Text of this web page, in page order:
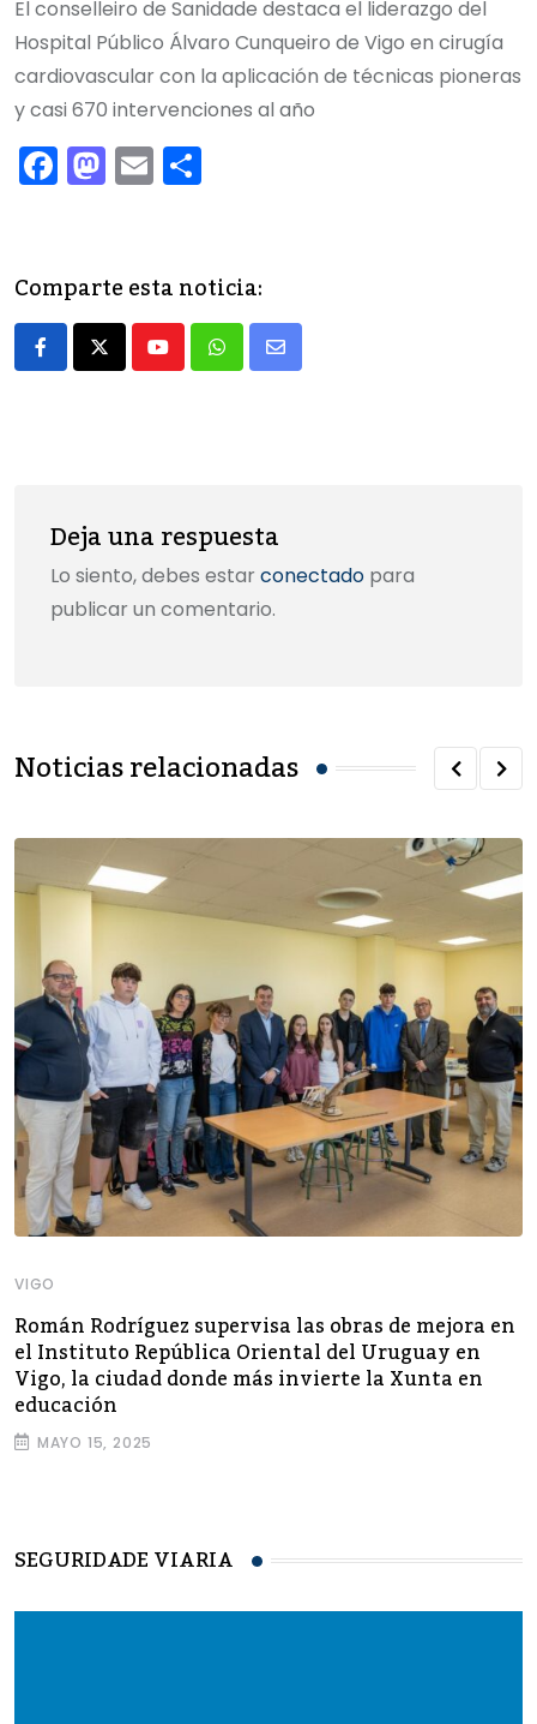
El conselleiro de Sanidade destaca el liderazgo del
Hospital Público Álvaro Cunqueiro de Vigo en cirugía
cardiovascular con la aplicación de técnicas pioneras
y casi 670 intervenciones al año
F
a
e
b
o
M
a
o
d
o
E
m
l p
ar
tir
Comparte esta noticia:
YoutubeWhatsapp
Share
Deja una respuesta
Lo siento, debes estar conectado para
publicar un comentario.
Noticias relacionadas
VIGO
Román Rodríguez supervisa las obras de mejora en
el Instituto República Oriental del Uruguay en
Vigo, la ciudad donde más invierte la Xunta en
educación
MAYO 15, 2025
SEGURIDADE VIARIA